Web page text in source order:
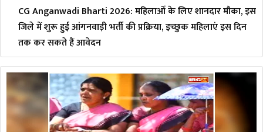
CG Anganwadi Bharti 2026: महिलाओं के लिए शानदार मौका, इस
जिले में शुरू हुई आंगनवाड़ी भर्ती की प्रक्रिया, इच्छुक महिलाएं इस दिन
तक कर सकते हैं आवेदन